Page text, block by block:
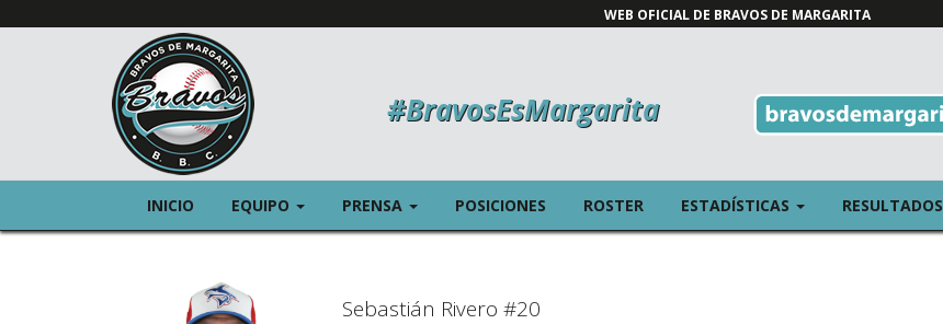
WEB OFICIAL DE BRAVOS DE MARGARITA
#BravosEsMargarita
INICIO EQUIPO (CURRENT)
PRENSA (CURRENT)POSICIONES ROSTER ESTADÍSTICAS (CURRENT)
RESULTADOS
Sebastián Rivero #20